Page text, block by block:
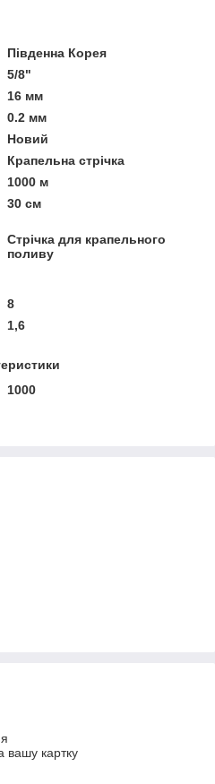
Південна Корея
5/8"
16 мм
0.2 мм
Новий
Крапельна стрічка
1000 м
30 см
Стрічка для крапельного
поливу
8
1,6
1000
вашу картку